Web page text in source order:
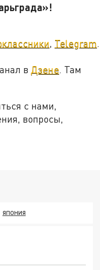
, Telegram.
в Дзене. Там
с нами,
вопросы,
ЯПОНИЯ